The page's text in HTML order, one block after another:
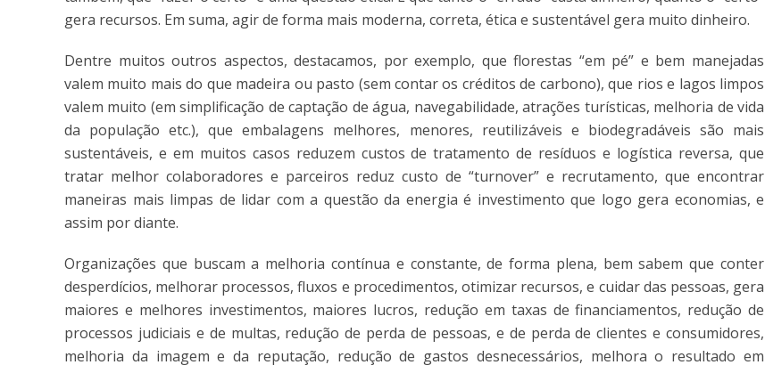
gera recursos. Em suma, agir de forma mais moderna, correta, ética e sustentável gera muito dinheiro.
Dentre muitos outros aspectos, destacamos, por exemplo, que florestas “em pé” e bem manejadas
valem muito mais do que madeira ou pasto (sem contar os créditos de carbono), que rios e lagos limpos
valem muito (em simplificação de captação de água, navegabilidade, atrações turísticas, melhoria de vida
da população etc.), que embalagens melhores, menores, reutilizáveis e biodegradáveis são mais
sustentáveis, e em muitos casos reduzem custos de tratamento de resíduos e logística reversa, que
tratar melhor colaboradores e parceiros reduz custo de “turnover” e recrutamento, que encontrar
maneiras mais limpas de lidar com a questão da energia é investimento que logo gera economias, e
assim por diante.
Organizações que buscam a melhoria contínua e constante, de forma plena, bem sabem que conter
desperdícios, melhorar processos, fluxos e procedimentos, otimizar recursos, e cuidar das pessoas, gera
maiores e melhores investimentos, maiores lucros, redução em taxas de financiamentos, redução de
processos judiciais e de multas, redução de perda de pessoas, e de perda de clientes e consumidores,
melhoria da imagem e da reputação, redução de gastos desnecessários, melhora o resultado em